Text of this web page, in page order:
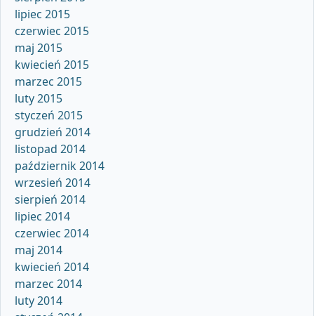
lipiec 2015
czerwiec 2015
maj 2015
kwiecień 2015
marzec 2015
luty 2015
styczeń 2015
grudzień 2014
listopad 2014
październik 2014
wrzesień 2014
sierpień 2014
lipiec 2014
czerwiec 2014
maj 2014
kwiecień 2014
marzec 2014
luty 2014